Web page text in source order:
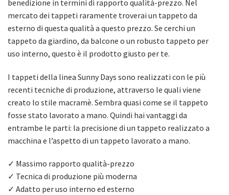
benedizione in termini di rapporto qualità-prezzo. Nel
mercato dei tappeti raramente troverai un tappeto da
esterno di questa qualità a questo prezzo. Se cerchi un
tappeto da giardino, da balcone o un robusto tappeto per
uso interno, questo è il prodotto giusto per te.
I tappeti della linea Sunny Days sono realizzati con le più
recenti tecniche di produzione, attraverso le quali viene
creato lo stile macramè. Sembra quasi come se il tappeto
fosse stato lavorato a mano. Quindi hai vantaggi da
entrambe le parti: la precisione di un tappeto realizzato a
macchina e l’aspetto di un tappeto lavorato a mano.
✓ Massimo rapporto qualità-prezzo
✓ Tecnica di produzione più moderna
✓ Adatto per uso interno ed esterno